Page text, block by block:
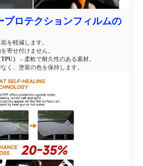
プロテクションフィルムの
を軽減します。
寄せ付けません。
）
– 柔軟で耐久性のある素材。
く、塗装の色を保持します。